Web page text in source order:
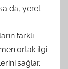
da, yerel
farklı
ortak ilgi
sağlar.